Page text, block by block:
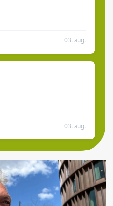
03. aug.
03. aug.